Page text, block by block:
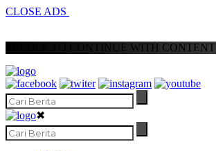
CLOSE ADS
SCROLL TO CONTINUE WITH CONTENT
✖